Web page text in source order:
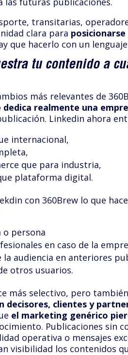
transitarias,
clara para
que hacerlo con un
tu contenido a
más relevantes de
dedica realmente una
Linkedin ahora
internacional,
que para industria,
plataforma digital.
con 360Brew lo que
o persona
en caso de la
audiencia en anteriores
otros usuarios.
más selectivo, pero
decisores, clientes y
el marketing genérico
Publicaciones sin
operativa o mensajes
visibilidad los contenidos